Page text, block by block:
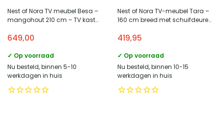
Nest of Nora TV meubel Besa –
mangohout 210 cm – TV kast
649,00
✓ Op voorraad
Nu besteld, binnen 5-10
werkdagen in huis
Nest of Nora TV-meubel Tara –
160 cm breed met schuifdeuren
419,95
✓ Op voorraad
Nu besteld, binnen 10-15
werkdagen in huis